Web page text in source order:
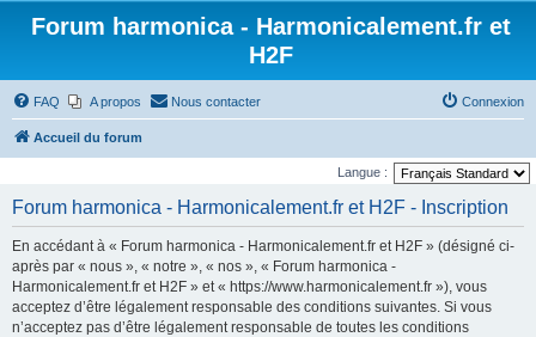
Forum harmonica - Harmonicalement.fr et
H2F
FAQ A propos Nous contacter Connexion
Accueil du forum
Langue :
Forum harmonica - Harmonicalement.fr et H2F - Inscription
En accédant à « Forum harmonica - Harmonicalement.fr et H2F » (désigné ci-
après par « nous », « notre », « nos », « Forum harmonica -
Harmonicalement.fr et H2F » et « https://www.harmonicalement.fr »), vous
acceptez d’être légalement responsable des conditions suivantes. Si vous
n’acceptez pas d’être légalement responsable de toutes les conditions